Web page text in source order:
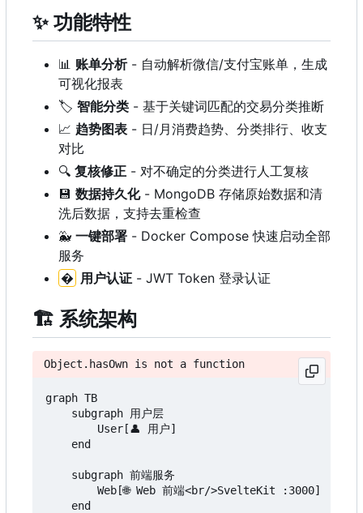
✨ 功能特性
📊 账单分析- 自动解析微信/支付宝账单，生成
可视化报表
🏷️ 智能分类 - 基于关键词匹配的交易分类推断
📈 趋势图表 - 日/月消费趋势、分类排行、收支
对比
🔍 复核修正 - 对不确定的分类进行人工复核
💾 数据持久化- MongoDB 存储原始数据和清
洗后数据，支持去重检查
🐳 一键部署 - Docker Compose 快速启动全部
服务
� 用户认证 - JWT Token 登录认证
🏗️ 系统架构
Object.hasOwn is not a function
graph TB
    subgraph 用户层
        User[👤 用户]
    end
    subgraph 前端服务
        Web[🌐 Web 前端<br/>SvelteKit :3000]
    end